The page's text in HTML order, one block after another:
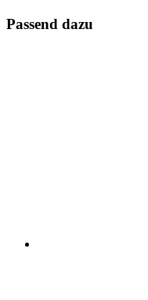
Passend dazu